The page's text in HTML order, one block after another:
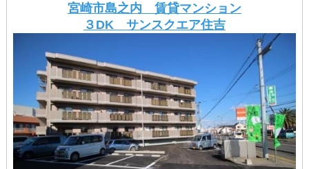
宮崎市島之内 賃貸マンション
３DK サンスクエア住吉